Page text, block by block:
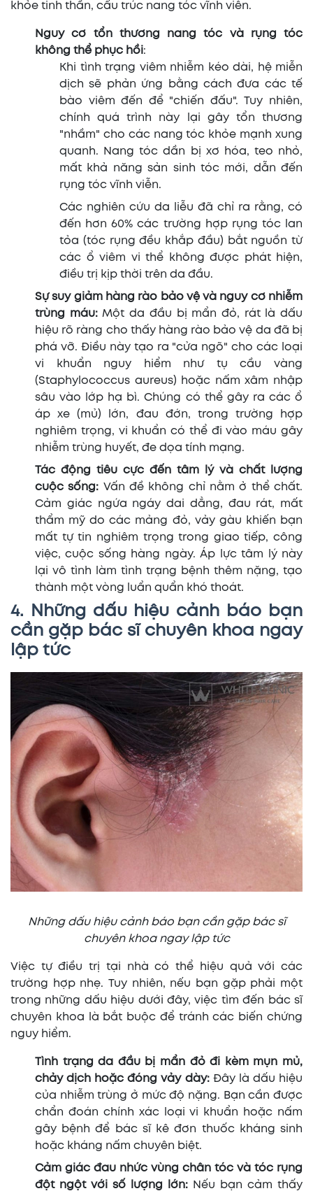
khỏe tinh thần, cấu trúc nang tóc vĩnh viễn.
Nguy cơ tổn thương nang tóc và rụng tóc
không thể phục hồi:
Khi tình trạng viêm nhiễm kéo dài, hệ miễn
dịch sẽ phản ứng bằng cách đưa các tế
bào viêm đến để "chiến đấu". Tuy nhiên,
chính quá trình này lại gây tổn thương
"nhầm" cho các nang tóc khỏe mạnh xung
quanh. Nang tóc dần bị xơ hóa, teo nhỏ,
mất khả năng sản sinh tóc mới, dẫn đến
rụng tóc vĩnh viễn.
Các nghiên cứu da liễu đã chỉ ra rằng, có
đến hơn 60% các trường hợp rụng tóc lan
tỏa (tóc rụng đều khắp đầu) bắt nguồn từ
các ổ viêm vi thể không được phát hiện,
điều trị kịp thời trên da đầu.
Sự suy giảm hàng rào bảo vệ và nguy cơ nhiễm
trùng máu:Một da đầu bị mẩn đỏ, rát là dấu
hiệu rõ ràng cho thấy hàng rào bảo vệ da đã bị
phá vỡ. Điều này tạo ra "cửa ngõ" cho các loại
vi khuẩn nguy hiểm như tụ cầu vàng
(Staphylococcus aureus) hoặc nấm xâm nhập
sâu vào lớp hạ bì. Chúng có thể gây ra các ổ
áp xe (mủ) lớn, đau đớn, trong trường hợp
nghiêm trọng, vi khuẩn có thể đi vào máu gây
nhiễm trùng huyết, đe dọa tính mạng.
Tác động tiêu cực đến tâm lý và chất lượng
cuộc sống: Vấn đề không chỉ nằm ở thể chất.
Cảm giác ngứa ngáy dai dẳng, đau rát, mất
thẩm mỹ do các mảng đỏ, vảy gàu khiến bạn
mất tự tin nghiêm trọng trong giao tiếp, công
việc, cuộc sống hàng ngày. Áp lực tâm lý này
lại vô tình làm tình trạng bệnh thêm nặng, tạo
thành một vòng luẩn quẩn khó thoát.
4. Những dấu hiệu cảnh báo bạn
cần gặp bác sĩ chuyên khoa ngay
lập tức
Những dấu hiệu cảnh báo bạn cần gặp bác sĩ
chuyên khoa ngay lập tức
Việc tự điều trị tại nhà có thể hiệu quả với các
trường hợp nhẹ. Tuy nhiên, nếu bạn gặp phải một
trong những dấu hiệu dưới đây, việc tìm đến bác sĩ
chuyên khoa là bắt buộc để tránh các biến chứng
nguy hiểm.
Tình trạng da đầu bị mẩn đỏ đi kèm mụn mủ,
chảy dịch hoặc đóng vảy dày:Đây là dấu hiệu
của nhiễm trùng ở mức độ nặng. Bạn cần được
chẩn đoán chính xác loại vi khuẩn hoặc nấm
gây bệnh để bác sĩ kê đơn thuốc kháng sinh
hoặc kháng nấm chuyên biệt.
Cảm giác đau nhức vùng chân tóc và tóc rụng
đột ngột với số lượng lớn: Nếu bạn cảm thấy